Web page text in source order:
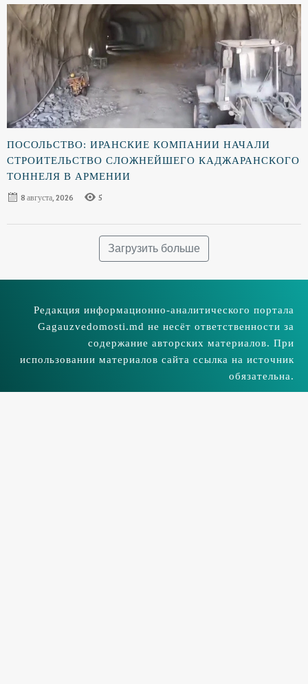
ПОСОЛЬСТВО: ИРАНСКИЕ КОМПАНИИ НАЧАЛИ
СТРОИТЕЛЬСТВО СЛОЖНЕЙШЕГО КАДЖАРАНСКОГО
ТОННЕЛЯ В АРМЕНИИ
8 августа, 2026
5
Загрузить больше
Редакция информационно-аналитического портала
Gagauzvedomosti.md не несёт ответственности за
содержание авторских материалов. При
использовании материалов сайта ссылка на источник
обязательна.